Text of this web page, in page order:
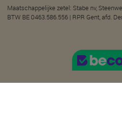
Maatschappelijke zetel: Stabe nv,
BTW BE 0463.586.556 | RPR Gent, afd.